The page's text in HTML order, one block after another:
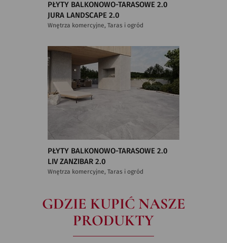
PŁYTY BALKONOWO-TARASOWE 2.0
JURA LANDSCAPE 2.0
Wnętrza komercyjne, Taras i ogród
PŁYTY BALKONOWO-TARASOWE 2.0
LIV ZANZIBAR 2.0
Wnętrza komercyjne, Taras i ogród
GDZIE KUPIĆ NASZE
PRODUKTY